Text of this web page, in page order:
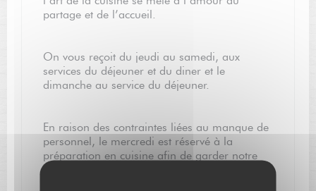
partage et de l’accueil.
On vous reçoit du jeudi au samedi, aux
services du déjeuner et du diner et le
dimanche au service du déjeuner.
En raison des contraintes liées au manque de
personnel, le mercredi est réservé à la
préparation en cuisine afin de garder notre
qualité de prestation.